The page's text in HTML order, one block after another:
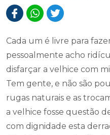
Cada um é livre para
pessoalmente acho
disfarçar a velhice com
Tem gente, e não são
rugas naturais e as
a velhice fosse questão
com dignidade esta